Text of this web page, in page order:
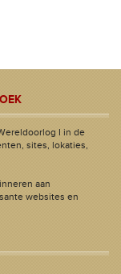
I in de
sites, lokaties,
aan
websites en